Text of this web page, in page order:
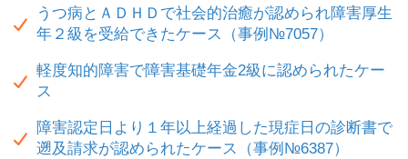
うつ病とＡＤＨＤで社会的治癒が認められ障害厚生
年２級を受給できたケース（事例№7057）
軽度知的障害で障害基礎年金2級に認められたケー
ス
障害認定日より１年以上経過した現症日の診断書で
遡及請求が認められたケース（事例№6387）